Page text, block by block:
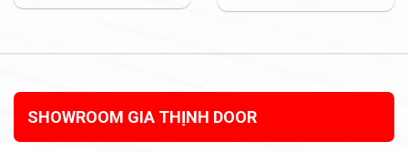
SHOWROOM GIA THỊNH DOOR